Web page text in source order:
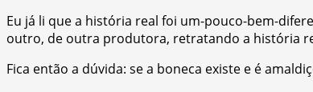
Eu já li que a história real foi um-pouco-bem-
outro, de outra produtora, retratando a história
Fica então a dúvida: se a boneca existe e é